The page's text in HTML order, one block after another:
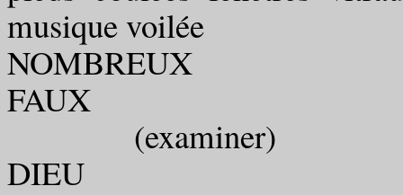
musique voilée
NOMBREUX
FAUX
(examiner)
DIEU